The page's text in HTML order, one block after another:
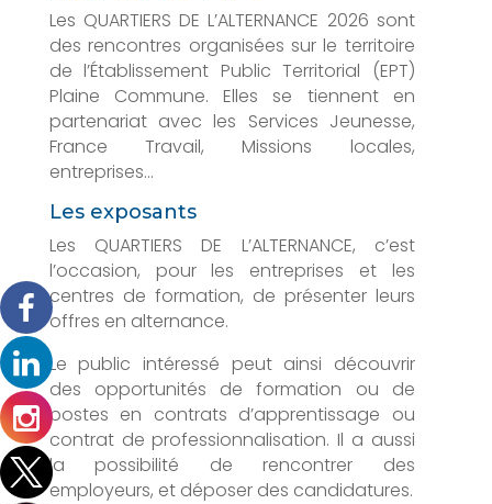
Les QUARTIERS DE L’ALTERNANCE 2026 sont
des rencontres organisées sur le territoire
de l’Établissement Public Territorial (EPT)
Plaine Commune. Elles se tiennent en
partenariat avec les Services Jeunesse,
France Travail, Missions locales,
entreprises…
Les exposants
Les QUARTIERS DE L’ALTERNANCE, c’est
l’occasion, pour les entreprises et les
centres de formation, de présenter leurs
offres en alternance.
Le public intéressé peut ainsi découvrir
des opportunités de formation ou de
postes en contrats d’apprentissage ou
contrat de professionnalisation. Il a aussi
la possibilité de rencontrer des
employeurs, et déposer des candidatures.